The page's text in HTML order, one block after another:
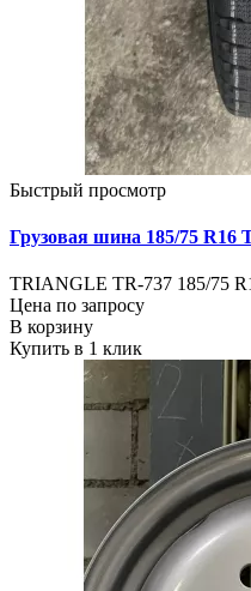
Быстрый просмотр
Грузовая шина 185/75 R16
TRIANGLE TR-737 185/75
Цена по запросу
В корзину
Купить в 1 клик